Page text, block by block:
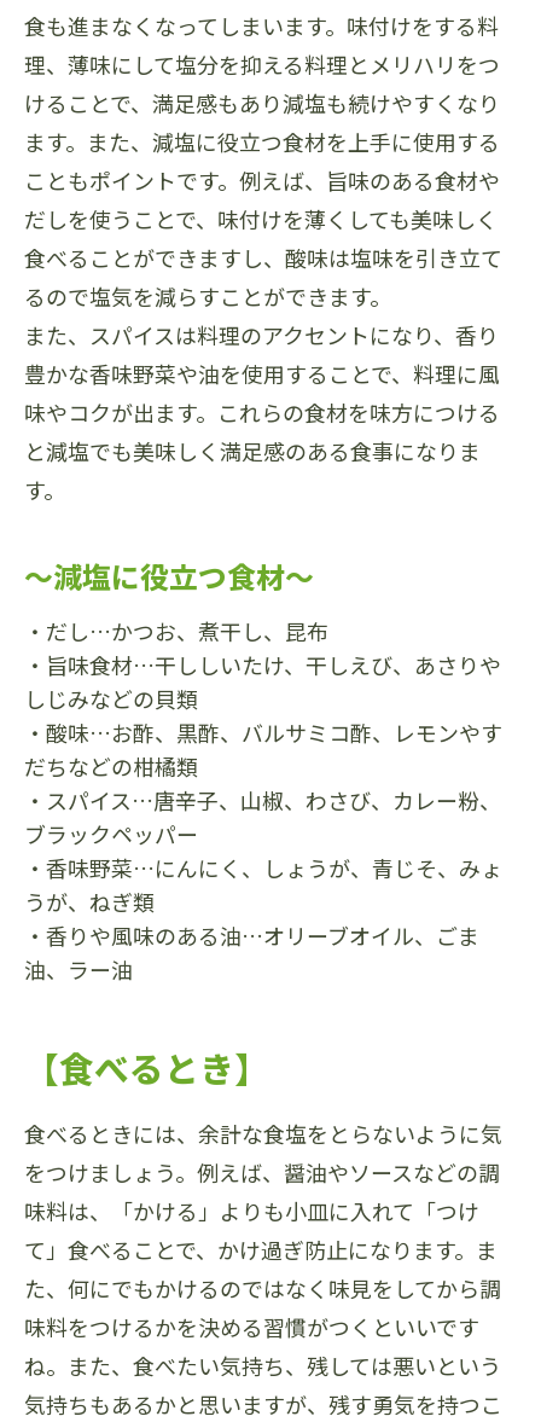
食も進まなくなってしまいます。味付けをする料
理、薄味にして塩分を抑える料理とメリハリをつ
けることで、満足感もあり減塩も続けやすくなり
ます。また、減塩に役立つ食材を上手に使用する
こともポイントです。例えば、旨味のある食材や
だしを使うことで、味付けを薄くしても美味しく
食べることができますし、酸味は塩味を引き立て
るので塩気を減らすことができます。
また、スパイスは料理のアクセントになり、香り
豊かな香味野菜や油を使用することで、料理に風
味やコクが出ます。これらの食材を味方につける
と減塩でも美味しく満足感のある食事になりま
す。
～減塩に役立つ食材～
・だし…かつお、煮干し、昆布
・旨味食材…干ししいたけ、干しえび、あさりや
しじみなどの貝類
・酸味…お酢、黒酢、バルサミコ酢、レモンやす
だちなどの柑橘類
・スパイス…唐辛子、山椒、わさび、カレー粉、
ブラックペッパー
・香味野菜…にんにく、しょうが、青じそ、みょ
うが、ねぎ類
・香りや風味のある油…オリーブオイル、ごま
油、ラー油
【食べるとき】
食べるときには、余計な食塩をとらないように気
をつけましょう。例えば、醤油やソースなどの調
味料は、「かける」よりも小皿に入れて「つけ
て」食べることで、かけ過ぎ防止になります。ま
た、何にでもかけるのではなく味見をしてから調
味料をつけるかを決める習慣がつくといいです
ね。また、食べたい気持ち、残しては悪いという
気持ちもあるかと思いますが、残す勇気を持つこ